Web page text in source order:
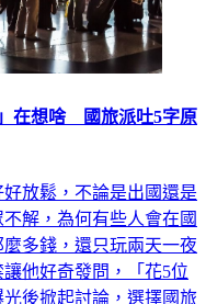
在想啥 國旅派吐5字原
放鬆，不論是出國還是
解，為何有些人會在國
多錢，還只玩兩天一夜
他好奇發問，「花5位
後掀起討論，選擇國旅